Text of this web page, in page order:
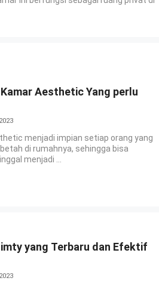
Aesthetic Yang perlu
menjadi impian setiap orang yang
di rumahnya, sehingga bisa
menjadi ...
yang Terbaru dan Efektif